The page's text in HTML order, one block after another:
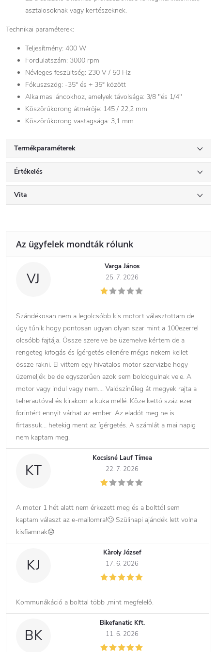
asztalosoknak vagy kertészeknek.
Technikai paraméterek:
Teljesítmény: 400 W
Fordulatszám: 3000 rpm
Névleges feszültség: 230 V / 50 Hz
Fókuszszög: -35° és + 35° között
Alkalmas láncokhoz, amelyek távolsága: 3/8 "és 1/4"
Köszörűkorong átmérője: 145 / 22,2 mm
Köszörűkorong vastagsága: 3,1 mm
Termékparaméterek
Értékelés
Vita
VJ
Varga János
25. 7. 2026
Szándékosan nem a legolcsóbb kis motort választottam de
úgy tűnik hogy pontosan ugyan olyan szar mint a 100ezerrel
olcsóbb fajtája. Össze szerelve be üzemelve kértem de a
rengeteg kifogás és ígérgetés ellenére mégis nekem kellet
össze rakni. El vittem egy hivatalos motor szervizbe hogy
üzemeljék be de egyszerűen azok sem boldogulnak vele. A
motor vagy indul vagy nem…. Valószínűleg át megyek rajta a
teherautóval és kirakom a kuka mellé. Köze kettő száz ezer
forintért ennyit várhat az ember. Az eladót meg ne is
firtassuk… hetekig ment az ígérgetés. A számlát a mai napig
nem kaptam meg.
KT
Kocsisné Lauf Tímea
22. 7. 2026
A motor 1 hét alatt nem érkezett meg és a bolttól sem
kaptam választ az e-mailomra!🙄 Szülinapi ajándék lett volna
kisfiamnak😞
KJ
Kàroly József
17. 6. 2026
Kommunákáció a bolttal több ,mint megfelelő.
BK
Bikefanatic Kft.
11. 6. 2026